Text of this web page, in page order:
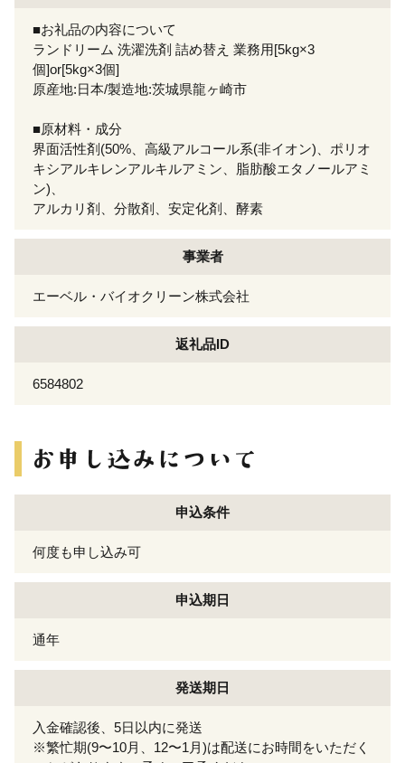
■お礼品の内容について
ランドリーム 洗濯洗剤 詰め替え 業務用[5kg×3
個]or[5kg×3個]
原産地:日本/製造地:茨城県龍ヶ崎市
■原材料・成分
界面活性剤(50%、高級アルコール系(非イオン)、ポリオ
キシアルキレンアルキルアミン、脂肪酸エタノールアミ
ン)、
アルカリ剤、分散剤、安定化剤、酵素
事業者
エーベル・バイオクリーン株式会社
返礼品ID
6584802
申込条件
何度も申し込み可
申込期日
通年
発送期日
入金確認後、5日以内に発送
※繁忙期(9〜10月、12〜1月)は配送にお時間をいただく